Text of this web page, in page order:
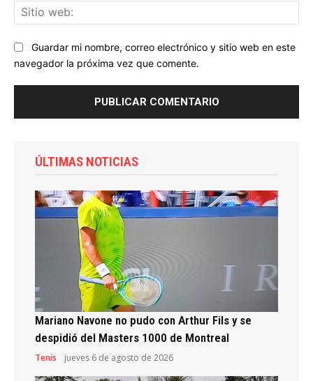
Guardar mi nombre, correo electrónico y sitio web en este
navegador la próxima vez que comente.
ÚLTIMAS NOTICIAS
Mariano Navone no pudo con Arthur Fils y se
despidió del Masters 1000 de Montreal
Tenis jueves 6 de agosto de 2026